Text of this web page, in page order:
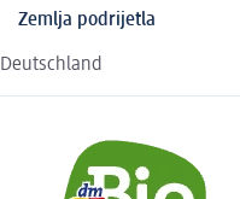
Zemlja podrijetla
Deutschland